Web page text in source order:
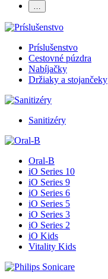
…
Príslušenstvo
Cestovné púzdra
Nabíjačky
Držiaky a stojančeky
Sanitizéry
Oral-B
iO Series 10
iO Series 9
iO Series 6
iO Series 5
iO Series 3
iO Series 2
iO Kids
Vitality Kids